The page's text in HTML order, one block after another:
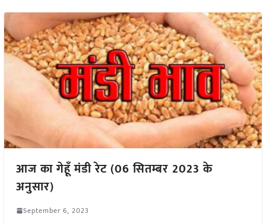
आज का गेहूँ मंडी रेट (06 सितम्बर 2023 के
अनुसार)
September 6, 2023